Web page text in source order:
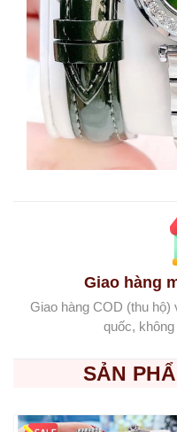
Giao hàng
Giao hàng COD (thu hộ)
quốc,
SẢN